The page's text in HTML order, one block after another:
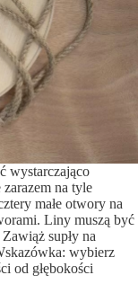
wystarczająco
na tyle
małe otwory na
Liny muszą być
supły na
wybierz
od głębokości